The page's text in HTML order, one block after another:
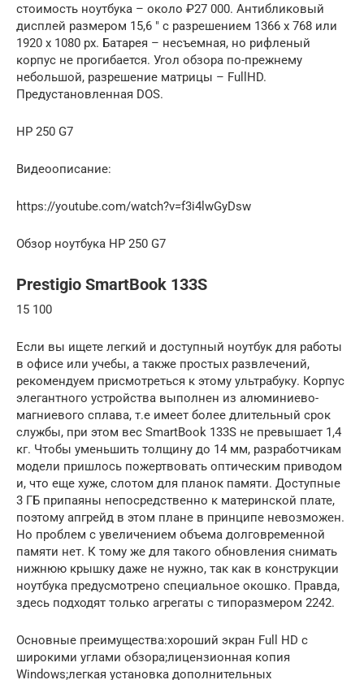
стоимость ноутбука – около ₽27 000. Антибликовый
дисплей размером 15,6 ″ с разрешением 1366 х 768 или
1920 х 1080 px. Батарея – несъемная, но рифленый
корпус не прогибается. Угол обзора по-прежнему
небольшой, разрешение матрицы – FullHD.
Предустановленная DOS.
HP 250 G7
Видеоописание:
https://youtube.com/watch?v=f3i4lwGyDsw
Обзор ноутбука HP 250 G7
Prestigio SmartBook 133S
15 100
Если вы ищете легкий и доступный ноутбук для работы
в офисе или учебы, а также простых развлечений,
рекомендуем присмотреться к этому ультрабуку. Корпус
элегантного устройства выполнен из алюминиево-
магниевого сплава, т.е имеет более длительный срок
службы, при этом вес SmartBook 133S не превышает 1,4
кг. Чтобы уменьшить толщину до 14 мм, разработчикам
модели пришлось пожертвовать оптическим приводом
и, что еще хуже, слотом для планок памяти. Доступные
3 ГБ припаяны непосредственно к материнской плате,
поэтому апгрейд в этом плане в принципе невозможен.
Но проблем с увеличением объема долговременной
памяти нет. К тому же для такого обновления снимать
нижнюю крышку даже не нужно, так как в конструкции
ноутбука предусмотрено специальное окошко. Правда,
здесь подходят только агрегаты с типоразмером 2242.
Основные преимущества:хороший экран Full HD с
широкими углами обзора;лицензионная копия
Windows;легкая установка дополнительных